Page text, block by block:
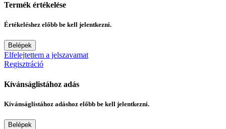
Termék értékelése
Értékeléshez előbb be kell jelentkezni.
Belépek
Elfelejtettem a jelszavamat
Regisztráció
Kívánságlistához adás
Kívánságlistához adáshoz előbb be kell jelentkezni.
Belépek